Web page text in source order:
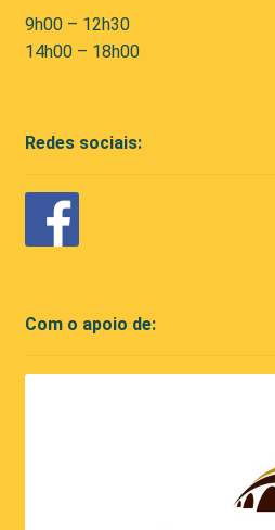
9h00 – 12h30
14h00 – 18h00
Redes sociais:
Com o apoio de: